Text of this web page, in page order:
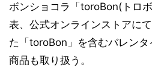
ボンショコラ「toroBon(トロ
表、公式オンラインストアに
た「toroBon」を含むバレンタ
商品も取り扱う。